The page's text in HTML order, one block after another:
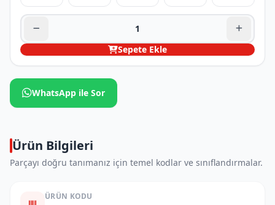
Sepete Ekle
WhatsApp ile Sor
Ürün Bilgileri
Parçayı doğru tanımanız için temel kodlar ve sınıflandırmalar.
ÜRÜN KODU